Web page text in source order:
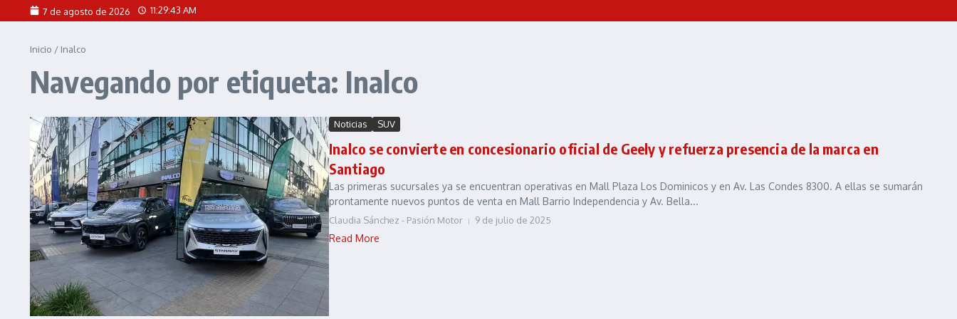
Saltar al contenido7 de agosto de 2026 11:29:43 AM
Inicio / Inalco
Navegando por etiqueta: Inalco
Noticias SUV
Inalco se convierte en concesionario oficial de Geely y refuerza presencia de la marca en
Santiago
Las primeras sucursales ya se encuentran operativas en Mall Plaza Los Dominicos y en Av. Las Condes 8300. A ellas se sumarán
prontamente nuevos puntos de venta en Mall Barrio Independencia y Av. Bella...
Claudia Sánchez - Pasión Motor 9 de julio de 2025
Read More